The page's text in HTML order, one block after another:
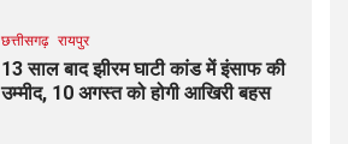
छत्तीसगढ़ रायपुर
13 साल बाद झीरम घाटी कांड में इंसाफ की
उम्मीद, 10 अगस्त को होगी आखिरी बहस